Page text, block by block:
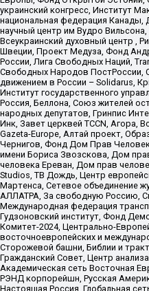
украинский конгресс, Институт
национальная федерация
научный центр им Вудро
Всеукраинский духовный центр ,
Швеции, Проект Медуза, Фонд
России, Лига Свободных Наций,
Свободных Народов ПостРоссии,
движением в России – Solidarus,
Институт государственного
Россия, Беллона, Союз жителей
народных депутатов, Гринпис
Инк, Завет церквей TCCN, Агора,
Gazeta-Europe, Алтай проект,
Чернигов, Фонд Дом Прав
имени Бориса Звозскова, Дом
человека Ереван, Дом прав
Studios, ТВ Дождь, Центр
Мартенса, Сетевое объединение
АЛЛАТРА, За свободную Россию,
Международная федерация
Гудзоновский институт, Фонд
Комитет-2024, Центрально-
восточноевропейских и
Сторожевой башни, Библии и
Гражданский Совет, Центр
Академическая сеть Восточная
РЭНД корпорейшн, Русская
Настоящая Россия, Глобальная